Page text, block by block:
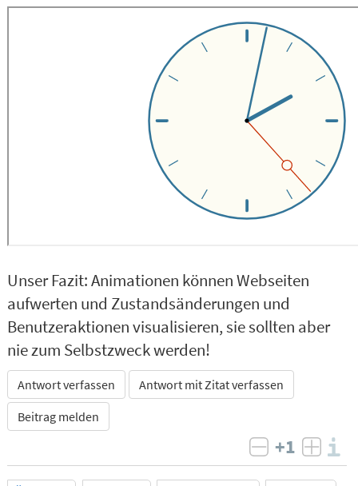
Unser Fazit: Animationen können Webseiten
aufwerten und Zustandsänderungen und
Benutzeraktionen visualisieren, sie sollten aber
nie zum Selbstzweck werden!
Antwort verfassen
Antwort mit Zitat verfassen
Beitrag melden
negativ
+1